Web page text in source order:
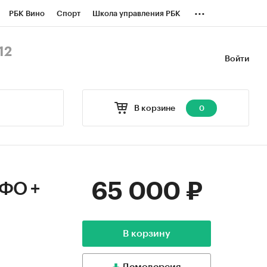
РБК Вино Спорт Школа управления РБК ...
Войти
В корзине 0
ФО +
65 000 ₽
В корзину